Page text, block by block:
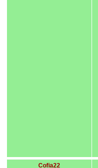
Cofia22